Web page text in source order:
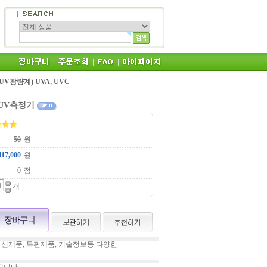
광량계) UVA, UVC
측정기
원
원
점
개
제품, 특판제품, 기술정보등 다양한